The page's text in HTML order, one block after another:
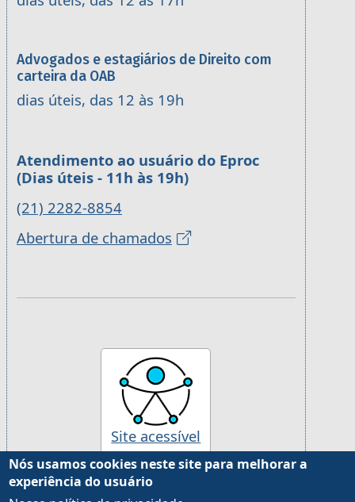
Advogados e estagiários de Direito com
carteira da OAB
dias úteis, das 12 às 19h
Atendimento ao usuário do Eproc
(Dias úteis - 11h às 19h)
(21) 2282-8854
Abertura de chamados
Site acessível
Desenvolvido pela Justiça Federal da 2ª Região, com
Nós usamos cookies neste site para melhorar a
experiência do usuário